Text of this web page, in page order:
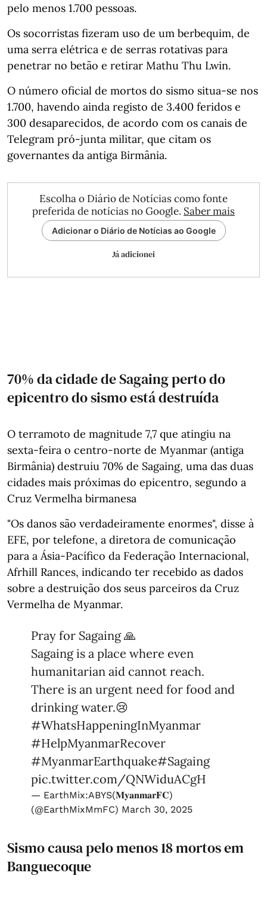
pelo menos 1.700 pessoas.
Os socorristas fizeram uso de um berbequim, de
uma serra elétrica e de serras rotativas para
penetrar no betão e retirar Mathu Thu Lwin.
O número oficial de mortos do sismo situa-se nos
1.700, havendo ainda registo de 3.400 feridos e
300 desaparecidos, de acordo com os canais de
Telegram pró-junta militar, que citam os
governantes da antiga Birmânia.
Escolha o Diário de Notícias como fonte
preferida de notícias no Google. Saber mais
Adicionar o Diário de Notícias ao Google
Já adicionei
70% da cidade de Sagaing perto do
epicentro do sismo está destruída
O terramoto de magnitude 7,7 que atingiu na
sexta-feira o centro-norte de Myanmar (antiga
Birmânia) destruiu 70% de Sagaing, uma das duas
cidades mais próximas do epicentro, segundo a
Cruz Vermelha birmanesa
"Os danos são verdadeiramente enormes", disse à
EFE, por telefone, a diretora de comunicação
para a Ásia-Pacífico da Federação Internacional,
Afrhill Rances, indicando ter recebido as dados
sobre a destruição dos seus parceiros da Cruz
Vermelha de Myanmar.
Pray for Sagaing 🙏
Sagaing is a place where even
humanitarian aid cannot reach.
There is an urgent need for food and
drinking water.😢
#WhatsHappeningInMyanmar
#HelpMyanmarRecover
#MyanmarEarthquake#Sagaing
pic.twitter.com/QNWiduACgH
— EarthMix:ABYS(𝐌𝐲𝐚𝐧𝐦𝐚𝐫𝐅𝐂)
(@EarthMixMmFC) March 30, 2025
Sismo causa pelo menos 18 mortos em
Banguecoque